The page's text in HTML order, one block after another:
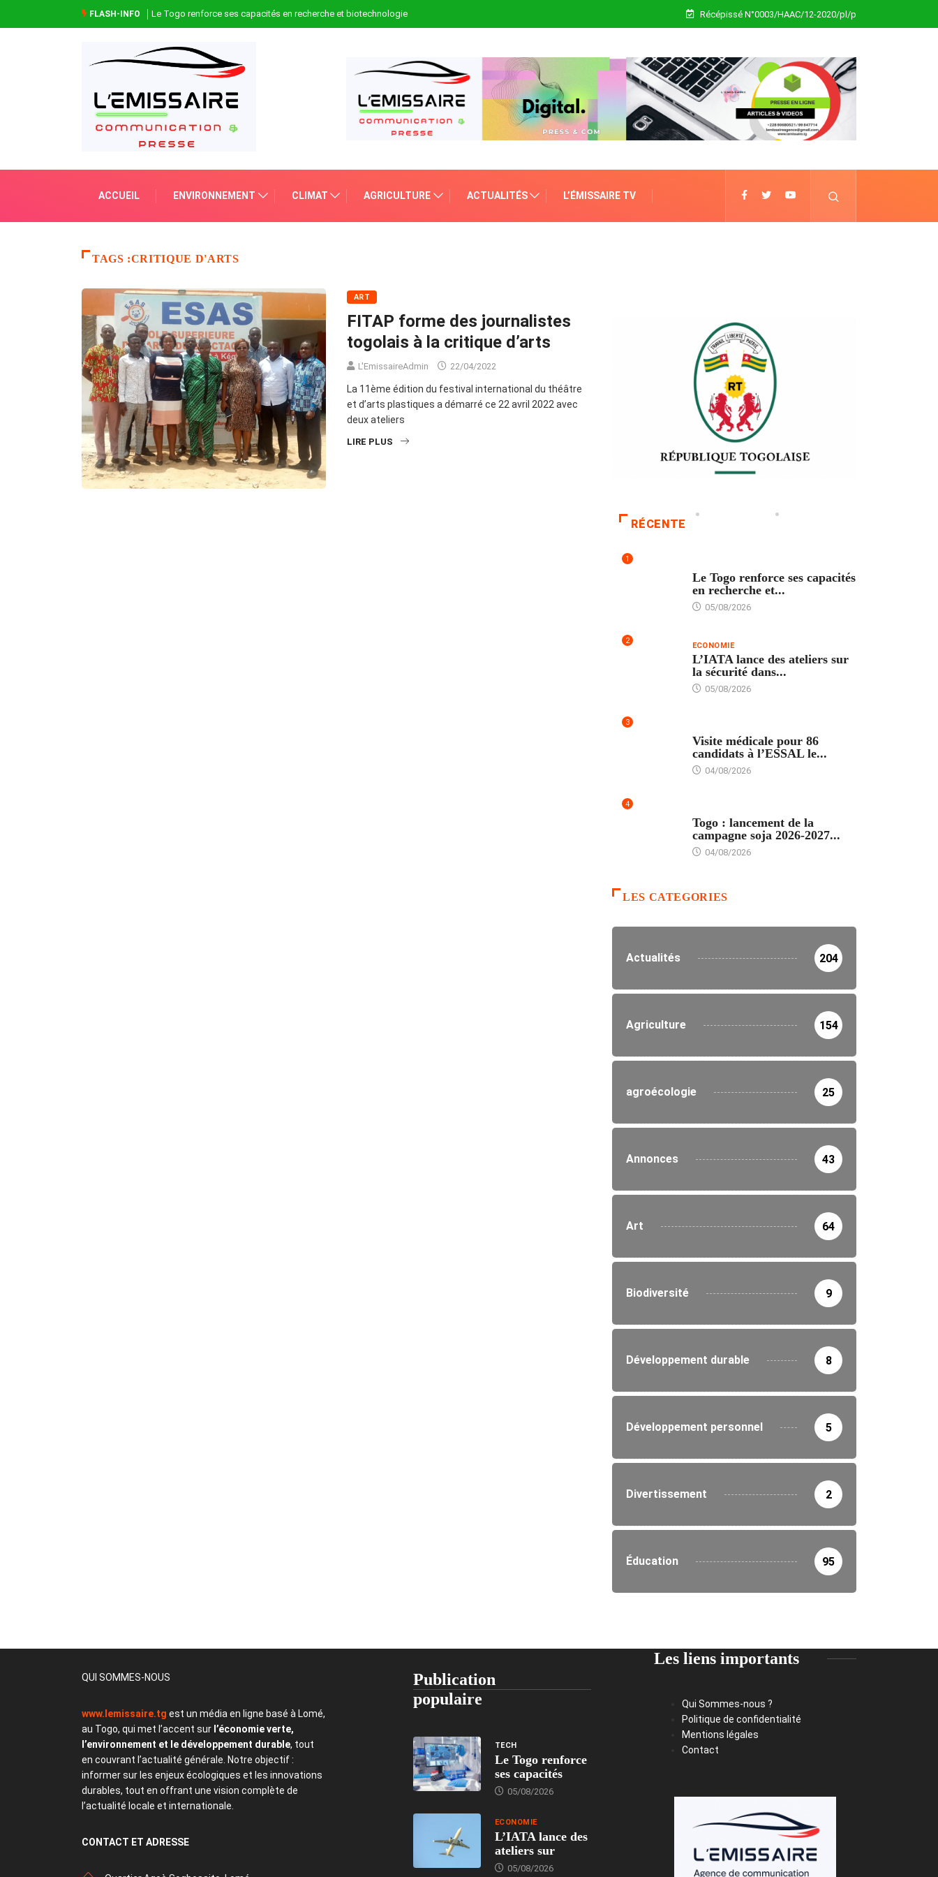
FLASH-INFO Le Togo renforce ses capacités en recherche et biotechnologie Récépissé N°0003/HAAC/12-2020/pl/p
ACCUEIL ENVIRONNEMENT CLIMAT AGRICULTURE ACTUALITÉS L’ÉMISSAIRE TV
TAGS :CRITIQUE D'ARTS
ART
FITAP forme des journalistes
togolais à la critique d’arts
L'EmissaireAdmin 22/04/2022
La 11ème édition du festival international du théâtre
et d’arts plastiques a démarré ce 22 avril 2022 avec
deux ateliers
LIRE PLUS
RÉCENTE
1
Le Togo renforce ses capacités
en recherche et...
05/08/2026
2 ECONOMIE
L’IATA lance des ateliers sur
la sécurité dans...
05/08/2026
3
Visite médicale pour 86
candidats à l’ESSAL le...
04/08/2026
4
Togo : lancement de la
campagne soja 2026-2027...
04/08/2026
LES CATEGORIES
Actualités 204
Agriculture 154
agroécologie 25
Annonces 43
Art 64
Biodiversité 9
Développement durable 8
Développement personnel 5
Divertissement 2
Éducation 95
QUI SOMMES-NOUS
www.lemissaire.tg est un média en ligne basé à Lomé,
au Togo, qui met l’accent sur l’économie verte,
l’environnement et le développement durable, tout
en couvrant l’actualité générale. Notre objectif :
informer sur les enjeux écologiques et les innovations
durables, tout en offrant une vision complète de
l’actualité locale et internationale.
CONTACT ET ADRESSE
Publication
populaire
TECH
Le Togo renforce
ses capacités
05/08/2026
ECONOMIE
L’IATA lance des
ateliers sur
05/08/2026
Les liens importants
Qui Sommes-nous ?
Politique de confidentialité
Mentions légales
Contact